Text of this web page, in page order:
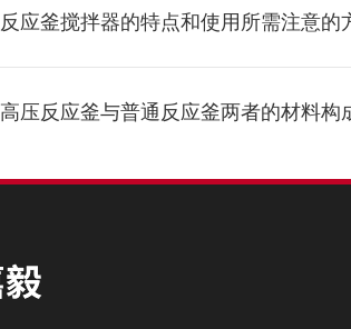
反应釜搅拌器的特点和使用所需注意的
高压反应釜与普通反应釜两者的材料构